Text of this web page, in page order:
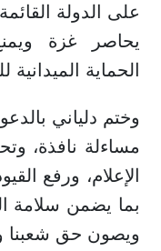
على الدولة
يحاصر غزة
الحماية الميدانية
وختم دلياني
مساءلة نافذة،
الإعلام، ورفع
بما يضمن سلامة
ويصون حق شعبنا